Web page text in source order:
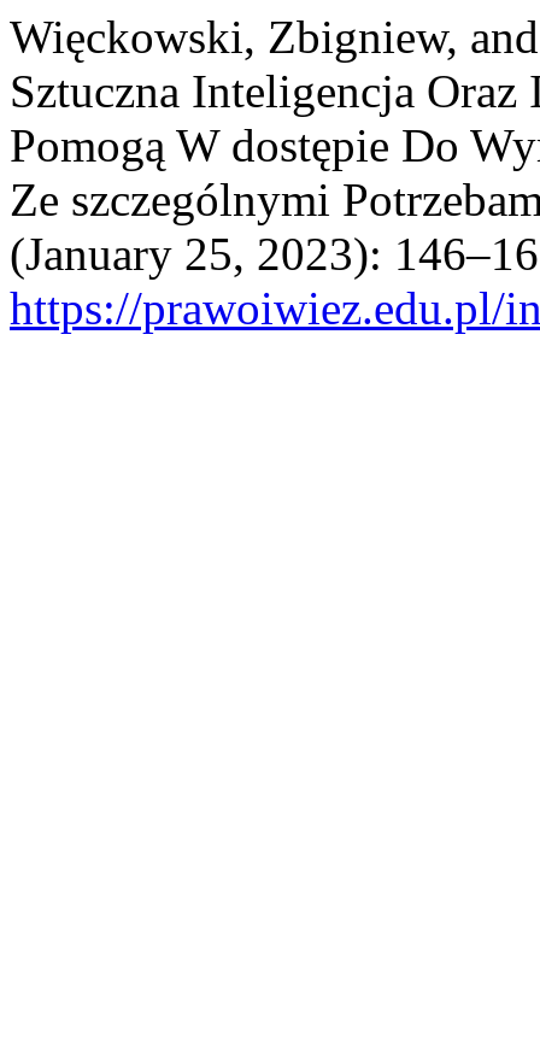
Więckowski, Zbigniew,
Sztuczna Inteligencja
Pomogą W dostępie Do
Ze szczególnymi
(January 25, 2023):
https://prawoiwiez.edu.pl/